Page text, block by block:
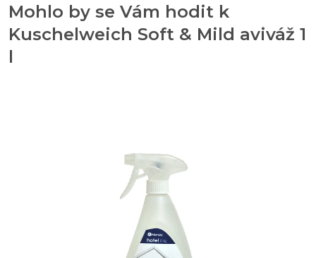
Mohlo by se Vám hodit k
Kuschelweich Soft & Mild aviváž 1
l